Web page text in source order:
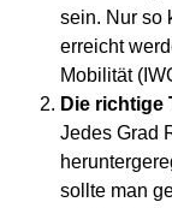
sein. Nur so
erreicht
Mobilität
Die richtige
Jedes Grad
sollte man